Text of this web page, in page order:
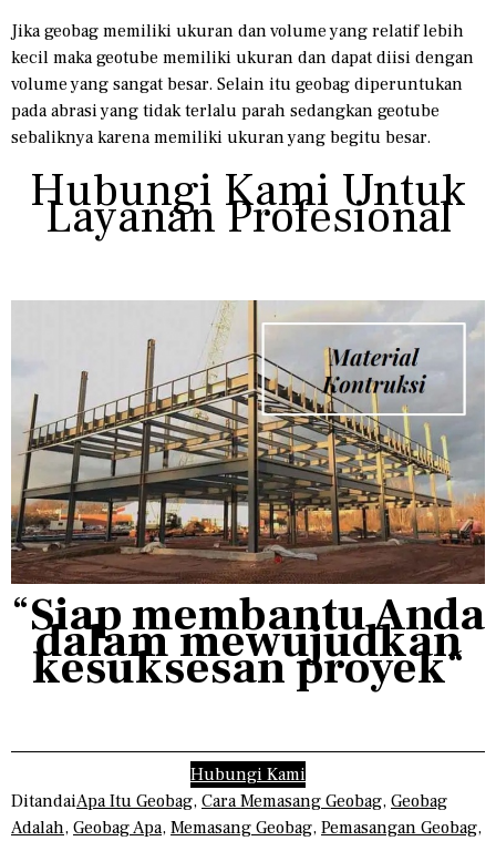
Jika geobag memiliki ukuran dan volume yang relatif lebih
kecil maka geotube memiliki ukuran dan dapat diisi dengan
volume yang sangat besar. Selain itu geobag diperuntukan
pada abrasi yang tidak terlalu parah sedangkan geotube
sebaliknya karena memiliki ukuran yang begitu besar.
Hubungi Kami Untuk
Layanan Profesional
“Siap membantu Anda
dalam mewujudkan
kesuksesan proyek“
Hubungi Kami
DitandaiApa Itu Geobag, Cara Memasang Geobag, Geobag
Adalah, Geobag Apa, Memasang Geobag, Pemasangan Geobag,